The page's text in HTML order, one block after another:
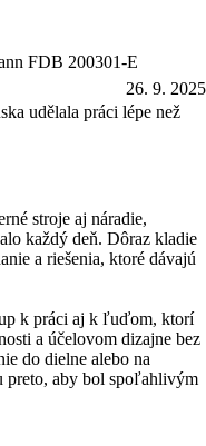
FDB 200301-E
26. 9. 2025
udělala práci lépe než
stroje aj náradie,
každý deň. Dôraz kladie
a riešenia, ktoré dávajú
k práci aj k ľuďom, ktorí
a účelovom dizajne bez
do dielne alebo na
aby bol spoľahlivým